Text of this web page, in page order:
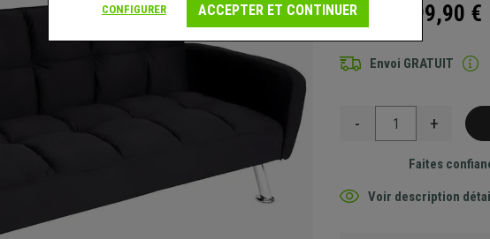
999,90 € 699,90 €
Envoi GRATUIT
- +
Faites
Voir description
CONFIGURER ACCEPTER ET CONTINUER